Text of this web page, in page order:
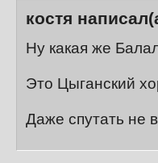
костя
Ну какая же
Это Цыганский
Даже спутать не